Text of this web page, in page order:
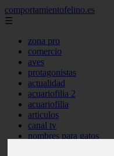
comportamientofelino.es
☰
zona pro
comercio
aves
protagonistas
actualidad
acuariofilia 2
acuariofilia
articulos
canal tv
nombres para gatos